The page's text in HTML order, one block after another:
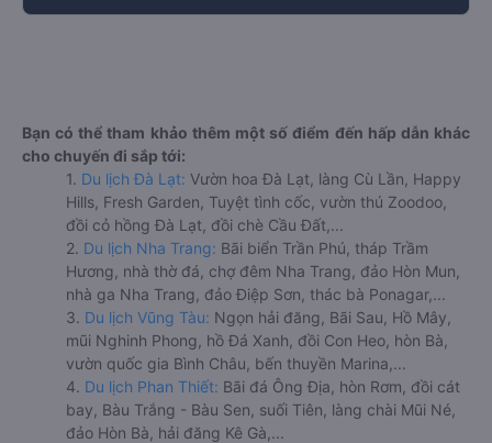
Bạn có thể tham khảo thêm một số điểm đến hấp dẫn khác
cho chuyến đi sắp tới:
1. Du lịch Đà Lạt: Vườn hoa Đà Lạt, làng Cù Lần, Happy
Hills, Fresh Garden, Tuyệt tình cốc, vườn thú Zoodoo,
đồi cỏ hồng Đà Lạt, đồi chè Cầu Đất,...
2. Du lịch Nha Trang: Bãi biển Trần Phú, tháp Trầm
Hương, nhà thờ đá, chợ đêm Nha Trang, đảo Hòn Mun,
nhà ga Nha Trang, đảo Điệp Sơn, thác bà Ponagar,...
3. Du lịch Vũng Tàu: Ngọn hải đăng, Bãi Sau, Hồ Mây,
mũi Nghinh Phong, hồ Đá Xanh, đồi Con Heo, hòn Bà,
vườn quốc gia Bình Châu, bến thuyền Marina,...
4. Du lịch Phan Thiết: Bãi đá Ông Địa, hòn Rơm, đồi cát
bay, Bàu Trắng - Bàu Sen, suối Tiên, làng chài Mũi Né,
đảo Hòn Bà, hải đăng Kê Gà,...